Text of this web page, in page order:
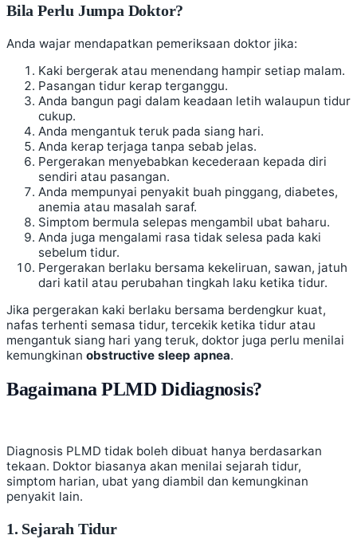
Bila Perlu Jumpa Doktor?
Anda wajar mendapatkan pemeriksaan doktor jika:
Kaki bergerak atau menendang hampir setiap malam.
Pasangan tidur kerap terganggu.
Anda bangun pagi dalam keadaan letih walaupun tidur
cukup.
Anda mengantuk teruk pada siang hari.
Anda kerap terjaga tanpa sebab jelas.
Pergerakan menyebabkan kecederaan kepada diri
sendiri atau pasangan.
Anda mempunyai penyakit buah pinggang, diabetes,
anemia atau masalah saraf.
Simptom bermula selepas mengambil ubat baharu.
Anda juga mengalami rasa tidak selesa pada kaki
sebelum tidur.
Pergerakan berlaku bersama kekeliruan, sawan, jatuh
dari katil atau perubahan tingkah laku ketika tidur.
Jika pergerakan kaki berlaku bersama berdengkur kuat,
nafas terhenti semasa tidur, tercekik ketika tidur atau
mengantuk siang hari yang teruk, doktor juga perlu menilai
kemungkinan obstructive sleep apnea.
Bagaimana PLMD Didiagnosis?
Diagnosis PLMD tidak boleh dibuat hanya berdasarkan
tekaan. Doktor biasanya akan menilai sejarah tidur,
simptom harian, ubat yang diambil dan kemungkinan
penyakit lain.
1. Sejarah Tidur